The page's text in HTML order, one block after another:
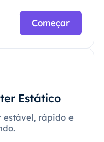
Começar
Estático
rápido e